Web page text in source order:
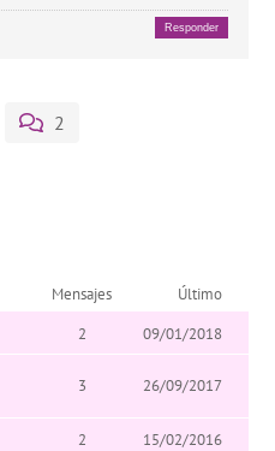
Responder
2
Mensajes
Último
2
09/01/2018
3 26/09/2017
2
15/02/2016